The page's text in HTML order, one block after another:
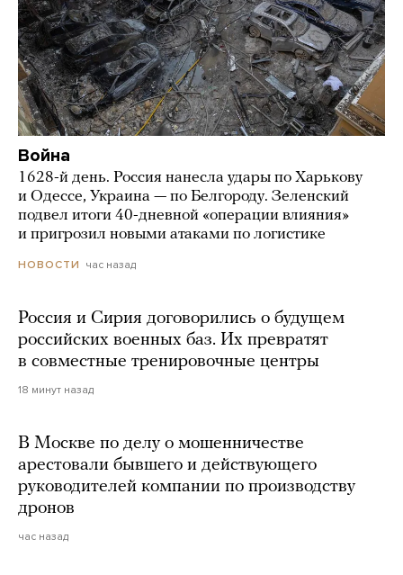
Война
1628-й день. Россия нанесла удары по Харькову
и Одессе, Украина — по Белгороду. Зеленский
подвел итоги 40-дневной «операции влияния»
и пригрозил новыми атаками по логистике
НОВОСТИ час назад
Россия и Сирия договорились о будущем
российских военных баз. Их превратят
в совместные тренировочные центры
18 минут назад
В Москве по делу о мошенничестве
арестовали бывшего и действующего
руководителей компании по производству
дронов
час назад